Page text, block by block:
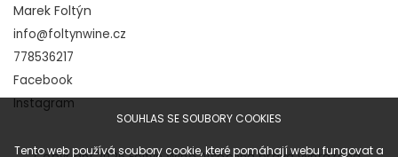
SOUHLAS SE SOUBORY COOKIES
Tento web používá soubory cookie, které pomáhají webu fungovat a
Marek Foltýn
info@foltynwine.cz
778536217
Facebook
Instagram